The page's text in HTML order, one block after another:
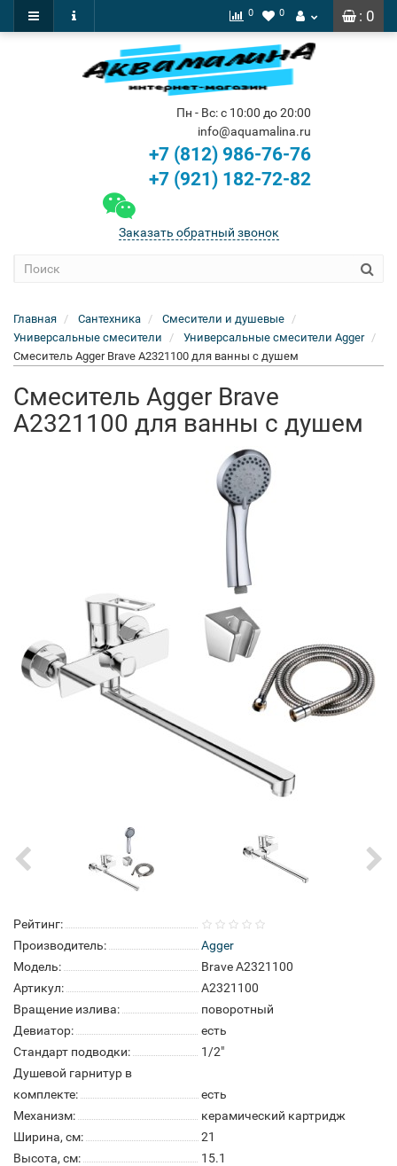
: 0
0 0
Пн - Вс: с 10:00 до 20:00
info@aquamalina.ru
+7 (812) 986-76-76
+7 (921) 182-72-82
Заказать обратный звонок
Главная Сантехника
Смесители и душевые
Универсальные смесители
Универсальные смесители Agger
Смеситель Agger Brave А2321100 для ванны с душем
Смеситель Agger Brave
А2321100 для ванны с душем
Рейтинг:
Производитель:
Agger
Модель:
Brave А2321100
Артикул:
А2321100
Вращение излива:
поворотный
Девиатор:
есть
Стандарт подводки:
1/2"
Душевой гарнитур в
комплекте:
есть
Механизм:
керамический картридж
Ширина, см:
21
Высота, см:
15.1